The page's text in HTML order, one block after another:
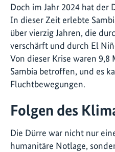
Doch im Jahr 2024 hat der
In dieser Zeit erlebte
über vierzig Jahren, die
verschärft und durch El
Von dieser Krise waren
Sambia betroffen, und es
Fluchtbewegungen.
Folgen des
Die Dürre war nicht nur
humanitäre Notlage,